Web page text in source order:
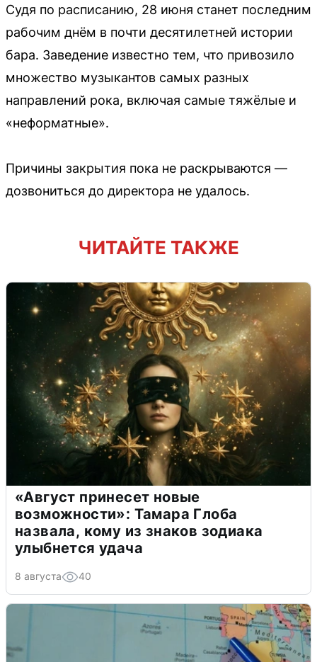
Судя по расписанию, 28 июня станет последним
рабочим днём в почти десятилетней истории
бара. Заведение известно тем, что привозило
множество музыкантов самых разных
направлений рока, включая самые тяжёлые и
«неформатные».
Причины закрытия пока не раскрываются —
дозвониться до директора не удалось.
ЧИТАЙТЕ ТАКЖЕ
«Август принесет новые
возможности»: Тамара Глоба
назвала, кому из знаков зодиака
улыбнется удача
8 августа 40